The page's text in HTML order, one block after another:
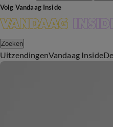
Volg Vandaag Inside
Zoeken
UitzendingenVandaag Inside